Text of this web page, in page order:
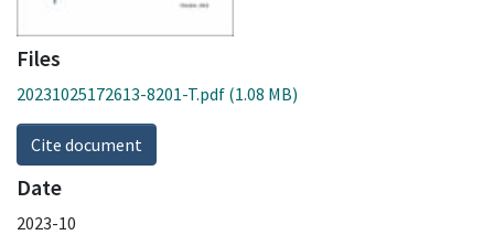
Files
20231025172613-8201-T.pdf (1.08 MB)
Cite document
Date
2023-10